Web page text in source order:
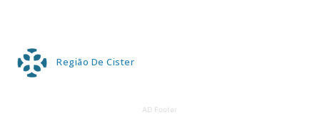
Região De Cister
AD Footer